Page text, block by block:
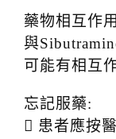
藥物相互作
與
可能有相互
忘記服藥:
 患者應按